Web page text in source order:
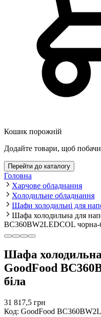
Кошик порожній
Додайте товари, щоб
Перейти до каталогу
Головна
Харчове обладнання
Холодильне обладнання
Шафи холодильні для
Шафа холодильна для
BC360BW2LEDCOL чорна-
Шафа
GoodFood
біла
31 817,5 грн
Код: GoodFood